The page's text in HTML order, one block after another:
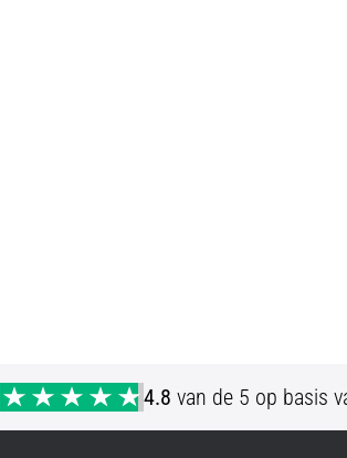
4.8 van de 5 op basis